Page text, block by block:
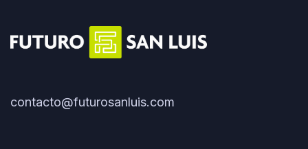
contacto@futurosanluis.com